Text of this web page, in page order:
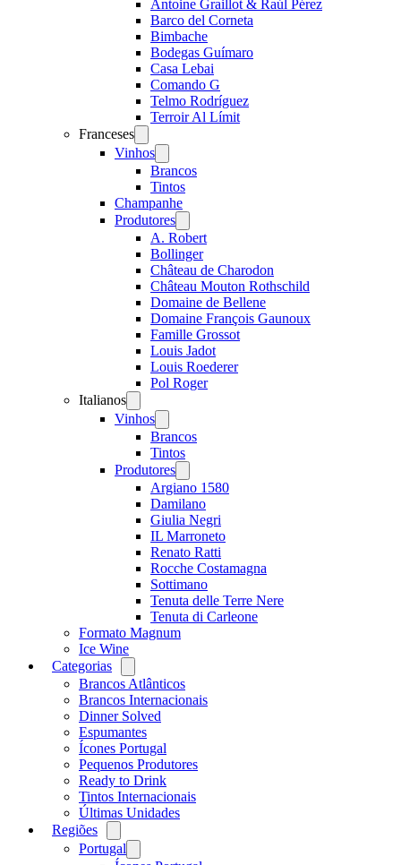
Antoine Graillot & Raúl Pérez
Barco del Corneta
Bimbache
Bodegas Guímaro
Casa Lebai
Comando G
Telmo Rodríguez
Terroir Al Límit
Franceses
menu
Vinhos
menu
Brancos
Tintos
Champanhe
Produtores
menu
A. Robert
Bollinger
Château de Charodon
Château Mouton Rothschild
Domaine de Bellene
Domaine François Gaunoux
Famille Grossot
Louis Jadot
Louis Roederer
Pol Roger
Italianos
menu
Vinhos
menu
Brancos
Tintos
Produtores
menu
Argiano 1580
Damilano
Giulia Negri
IL Marroneto
Renato Ratti
Rocche Costamagna
Sottimano
Tenuta delle Terre Nere
Tenuta di Carleone
Formato Magnum
Ice Wine
Categorias
menu
Brancos Atlânticos
Brancos Internacionais
Dinner Solved
Espumantes
Ícones Portugal
Pequenos Produtores
Ready to Drink
Tintos Internacionais
Últimas Unidades
Regiões
menu
Portugal
menu